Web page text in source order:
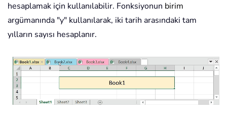
hesaplamak için kullanılabilir. Fonksiyonun birim
argümanında "y" kullanılarak, iki tarih arasındaki tam
yılların sayısı hesaplanır.